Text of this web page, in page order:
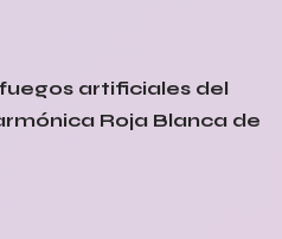
artificiales del
Roja Blanca de